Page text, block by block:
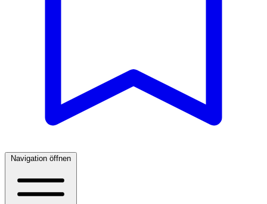
Navigation öffnen